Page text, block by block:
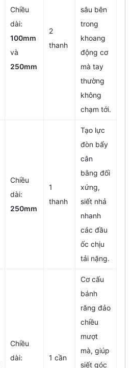
Chiều
dài:
100mm
và
250mm
2
thanh
sâu bên
trong
khoang
động cơ
mà tay
thường
không
chạm tới.
Chiều
dài:
250mm
1
thanh
Tạo lực
đòn bẩy
cân
bằng đối
xứng,
siết nhả
nhanh
các đầu
ốc chịu
tải nặng.
Chiều
dài:
1 cần
Cơ cấu
bánh
răng đảo
chiều
mượt
mà, giúp
siết góc